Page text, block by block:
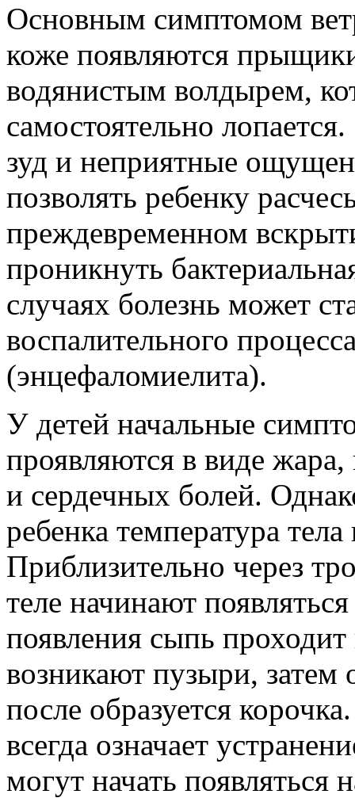
Основным симптомом
коже появляются
водянистым волдырем,
самостоятельно
зуд и неприятные
позволять ребенку
преждевременном
проникнуть
случаях болезнь может
воспалительного
(энцефаломиелита).
У детей начальные
проявляются в виде
и сердечных болей.
ребенка температура
Приблизительно через
теле начинают
появления сыпь
возникают пузыри,
после образуется
всегда означает
могут начать появляться